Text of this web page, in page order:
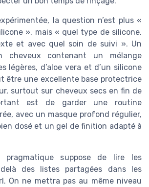
la question n’est plus «
», mais « quel type de silicone,
et avec quel soin de suivi ». Un
cheveux contenant un mélange
légères, d’aloe vera et d’un silicone
être une excellente base protectrice
surtout sur cheveux secs en fin de
est de garder une routine
avec un masque profond régulier,
dosé et un gel de finition adapté à
pragmatique suppose de lire les
des listes partagées dans les
On ne mettra pas au même niveau